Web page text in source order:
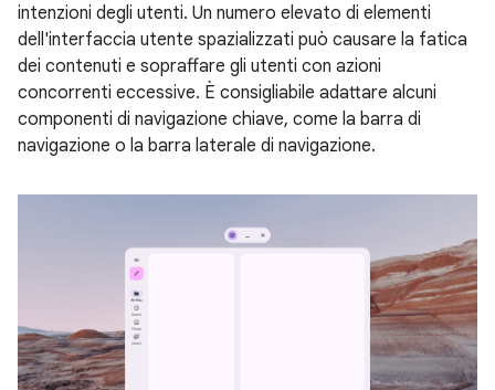
intenzioni degli utenti. Un numero elevato di elementi
dell'interfaccia utente spazializzati può causare la fatica
dei contenuti e sopraffare gli utenti con azioni
concorrenti eccessive. È consigliabile adattare alcuni
componenti di navigazione chiave, come la barra di
navigazione o la barra laterale di navigazione.